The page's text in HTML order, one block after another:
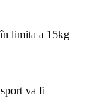
limita a 15kg
va fi